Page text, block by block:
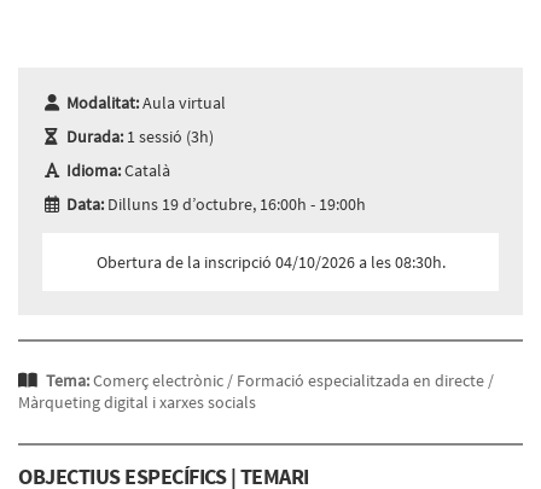
Modalitat:Aula virtual
Durada: 1 sessió (3h)
Idioma:Català
Data: Dilluns 19 d’octubre, 16:00h - 19:00h
Obertura de la inscripció 04/10/2026 a les 08:30h.
Tema:Comerç electrònic / Formació especialitzada en directe /
Màrqueting digital i xarxes socials
OBJECTIUS ESPECÍFICS | TEMARI